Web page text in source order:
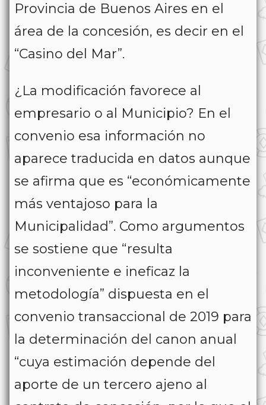
Provincia de Buenos Aires en el
área de la concesión, es decir en el
“Casino del Mar”.
¿La modificación favorece al
empresario o al Municipio? En el
convenio esa información no
aparece traducida en datos aunque
se afirma que es “económicamente
más ventajoso para la
Municipalidad”. Como argumentos
se sostiene que “resulta
inconveniente e ineficaz la
metodología” dispuesta en el
convenio transaccional de 2019 para
la determinación del canon anual
“cuya estimación depende del
aporte de un tercero ajeno al